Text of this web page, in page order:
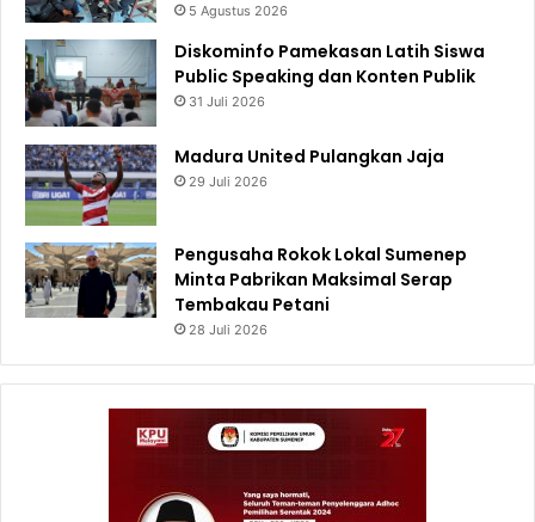
5 Agustus 2026
Diskominfo Pamekasan Latih Siswa
Public Speaking dan Konten Publik
31 Juli 2026
Madura United Pulangkan Jaja
29 Juli 2026
Pengusaha Rokok Lokal Sumenep
Minta Pabrikan Maksimal Serap
Tembakau Petani
28 Juli 2026